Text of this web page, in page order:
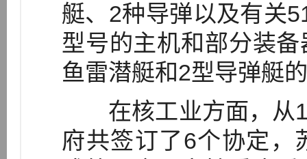
艇、2种导弹以及有关
型号的主机和部分装
鱼雷潜艇和2型导弹艇
在核工业方面，从
府共签订了6个协定，